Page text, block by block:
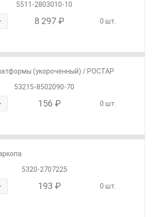
5511-2803010-10
8 297 ₽ 0 шт.
(укороченный) / РОСТАР
53215-8502090-70
156 ₽ 0 шт.
5320-2707225
193 ₽ 0 шт.